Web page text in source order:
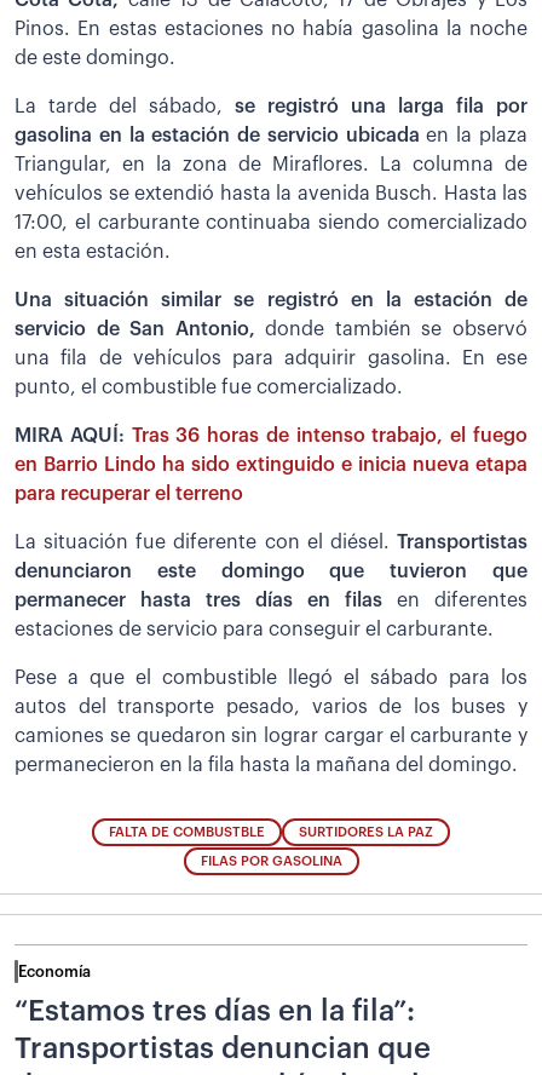
Pinos. En estas estaciones no había gasolina la noche
de este domingo.
La tarde del sábado, se registró una larga fila por
gasolina en la estación de servicio ubicada en la plaza
Triangular, en la zona de Miraflores. La columna de
vehículos se extendió hasta la avenida Busch. Hasta las
17:00, el carburante continuaba siendo comercializado
en esta estación.
Una situación similar se registró en la estación de
servicio de San Antonio, donde también se observó
una fila de vehículos para adquirir gasolina. En ese
punto, el combustible fue comercializado.
MIRA AQUÍ: Tras 36 horas de intenso trabajo, el fuego
en Barrio Lindo ha sido extinguido e inicia nueva etapa
para recuperar el terreno
La situación fue diferente con el diésel. Transportistas
denunciaron este domingo que tuvieron que
permanecer hasta tres días en filas en diferentes
estaciones de servicio para conseguir el carburante.
Pese a que el combustible llegó el sábado para los
autos del transporte pesado, varios de los buses y
camiones se quedaron sin lograr cargar el carburante y
permanecieron en la fila hasta la mañana del domingo.
FALTA DE COMBUSTBLE SURTIDORES LA PAZ
FILAS POR GASOLINA
Economía
“Estamos tres días en la fila”:
Transportistas denuncian que